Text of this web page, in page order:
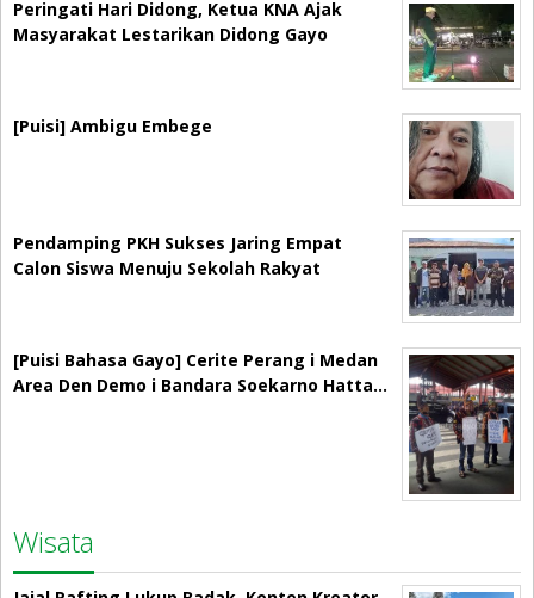
Peringati Hari Didong, Ketua KNA Ajak
Masyarakat Lestarikan Didong Gayo
[Puisi] Ambigu Embege
Pendamping PKH Sukses Jaring Empat
Calon Siswa Menuju Sekolah Rakyat
[Puisi Bahasa Gayo] Cerite Perang i Medan
Area Den Demo i Bandara Soekarno Hatta…
Wisata